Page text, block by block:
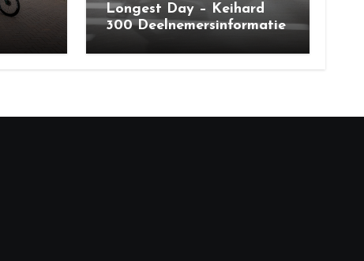
Longest Day – Keihard
300 Deelnemersinformatie